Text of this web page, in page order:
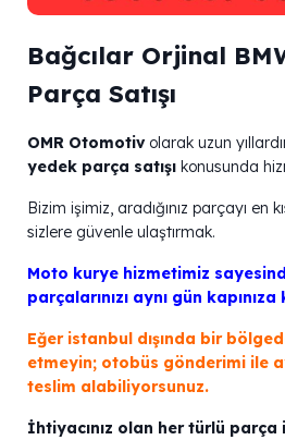
Bağcılar Orjinal
Parça Satışı
OMR Otomotivolarak uzun
yedek parça satışı konusunda
Bizim işimiz, aradığınız parçayı en
sizlere güvenle ulaştırmak.
Moto kurye hizmetimiz
parçalarınızı aynı gün
Eğer istanbul dışında bir
etmeyin; otobüs gönderimi ile
teslim alabiliyorsunuz.
İhtiyacınız olan her türlü parça